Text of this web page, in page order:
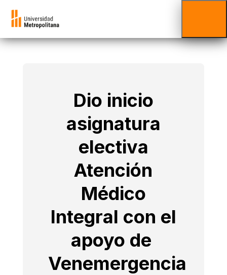
Dio inicio
asignatura
electiva
Atención
Médico
Integral con el
apoyo de
Venemergencia